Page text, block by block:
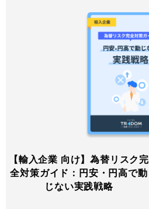
【輸入企業 向け】為替リスク完
全対策ガイド：円安・円高で動
じない実践戦略